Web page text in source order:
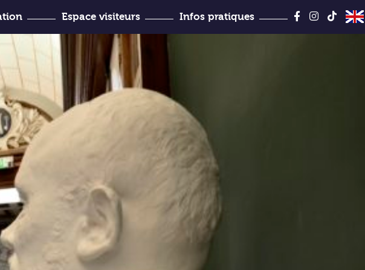
au
Jules-Desbois
Espace visiteurs Infos pratiques